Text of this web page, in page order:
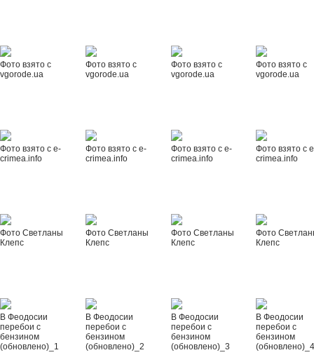
Фото взято с
vgorode.ua
Фото взято с
vgorode.ua
Фото взято с
vgorode.ua
Фото взято с
vgorode.ua
Фото взято с e-
crimea.info
Фото взято с e-
crimea.info
Фото взято с e-
crimea.info
Фото взято с
crimea.info
Фото Светланы
Клепс
Фото Светланы
Клепс
Фото Светланы
Клепс
Фото
Клепс
В Феодосии
перебои с
бензином
(обновлено)_1
В Феодосии
перебои с
бензином
(обновлено)_2
В Феодосии
перебои с
бензином
(обновлено)_3
В Феодосии
перебои с
бензином